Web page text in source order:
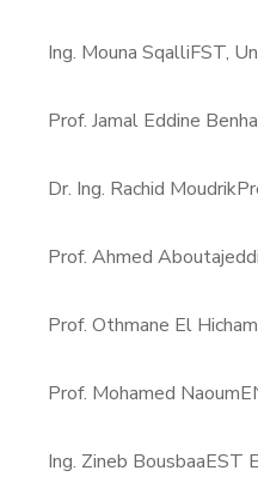
Ing. Mouna SqalliFST,
Prof. Jamal Eddine
Dr. Ing. Rachid Moudrik
Prof. Ahmed
Prof. Othmane El
Prof. Mohamed Naoum
Ing. Zineb BousbaaEST